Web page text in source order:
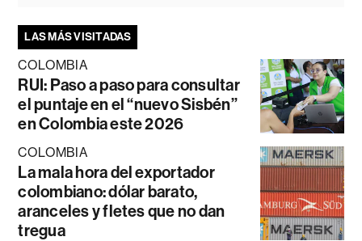
LAS MÁS VISITADAS
COLOMBIA
RUI: Paso a paso para consultar
el puntaje en el “nuevo Sisbén”
en Colombia este 2026
COLOMBIA
La mala hora del exportador
colombiano: dólar barato,
aranceles y fletes que no dan
tregua